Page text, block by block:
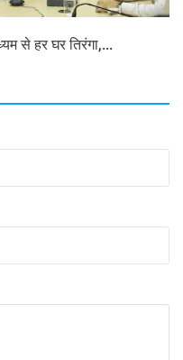
से हर घर तिरंगा,...